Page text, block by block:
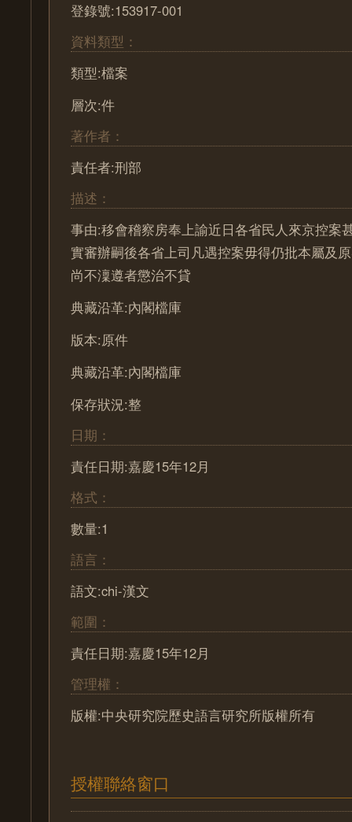
登錄號:153917-001
資料類型：
類型:檔案
層次:件
著作者：
責任者:刑部
描述：
事由:移會稽察房奉上諭近日各省民人來京控案
實審辦嗣後各省上司凡遇控案毋得仍批本屬及
尚不澟遵者懲治不貸
典藏沿革:內閣檔庫
版本:原件
典藏沿革:內閣檔庫
保存狀況:整
日期：
責任日期:嘉慶15年12月
格式：
數量:1
語言：
語文:chi-漢文
範圍：
責任日期:嘉慶15年12月
管理權：
版權:中央研究院歷史語言研究所版權所有
授權聯絡窗口